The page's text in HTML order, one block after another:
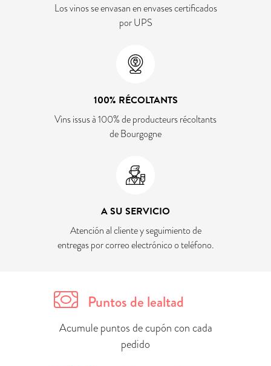
Los vinos se envasan en envases certificados
por UPS
100% RÉCOLTANTS
Vins issus à 100% de producteurs récoltants
de Bourgogne
A SU SERVICIO
Atención al cliente y seguimiento de
entregas por correo electrónico o teléfono.
Puntos de lealtad
Acumule puntos de cupón con cada
pedido